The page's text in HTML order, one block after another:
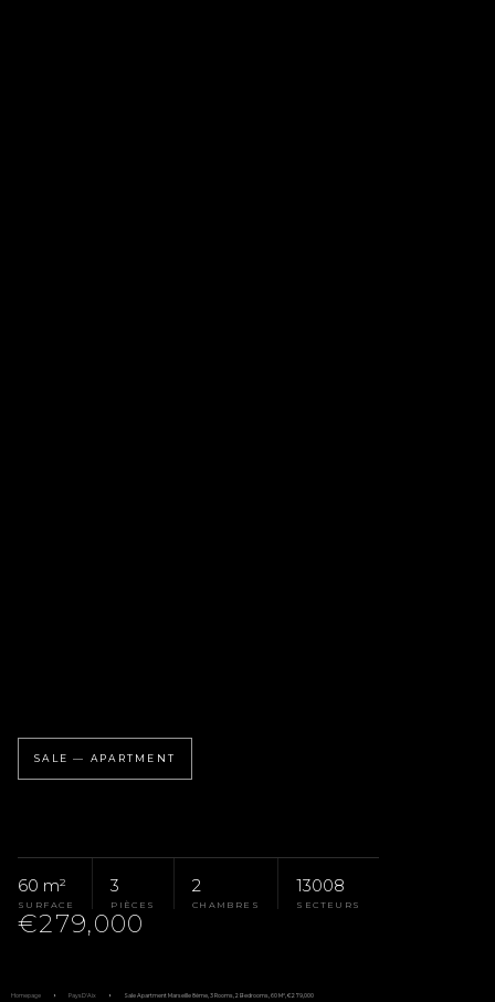
SALE — APARTMENT
60 m²
SURFACE
3
PIÈCES
2
CHAMBRES
13008
SECTEURS
€279,000
Homepage Pays D'Aix Sale Apartment Marseille 8ème, 3 Rooms, 2 Bedrooms, 60 M², €279,000